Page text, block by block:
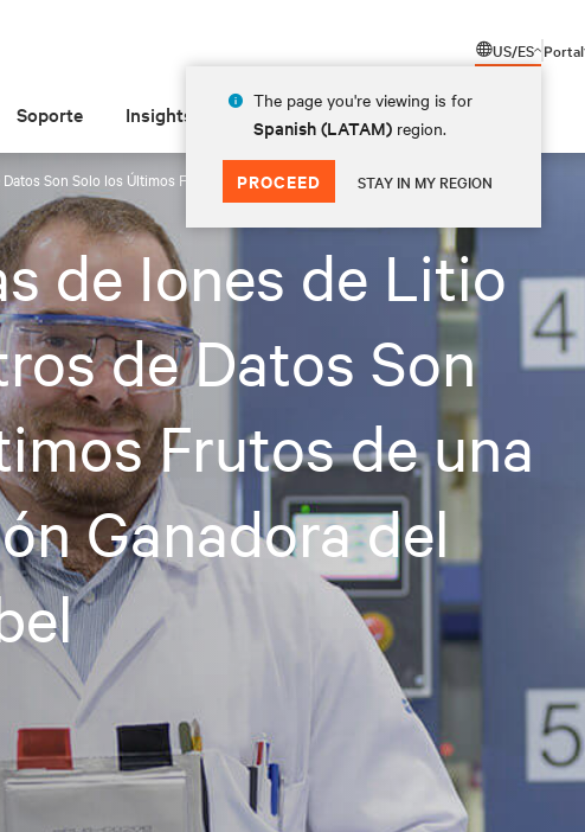
US/ES
The page you're viewing is for
Spanish (LATAM) region.
PROCEED STAY IN MY REGION
Portal
Soporte Insights Acerca de
Son Solo los Últimos Frutos de una Investigación Ganadora del Premio Nobel
de Iones de Litio
de Datos Son
Frutos de una
Ganadora del